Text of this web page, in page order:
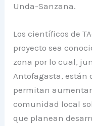
Unda-Sanzana.
Los científicos de
proyecto sea
zona por lo cual,
Antofagasta, están
permitan
comunidad local
que planean